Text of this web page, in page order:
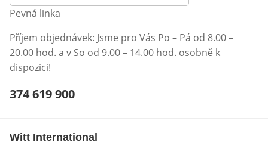
Pevná linka
Příjem objednávek: Jsme pro Vás Po – Pá od 8.00 –
20.00 hod. a v So od 9.00 – 14.00 hod. osobně k
dispozici!
Telefonní číslo:
374 619 900
Witt International